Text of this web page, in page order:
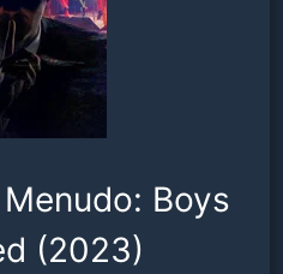
Boys
(2023)